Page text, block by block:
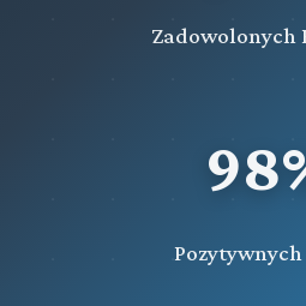
Zadowolonych